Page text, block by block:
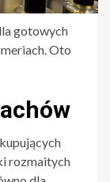
gotowych
Oto
rozmaitych